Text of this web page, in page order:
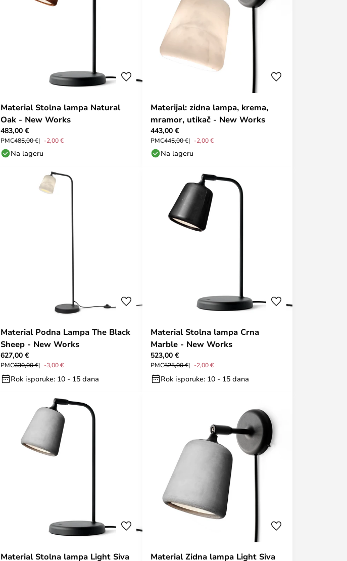
Material Stolna lampa Natural
Oak - New Works
483,00 €
PMC485,00 € -2,00 €
Na lageru
Materijal: zidna lampa, krema,
mramor, utikač - New Works
443,00 €
PMC445,00 € -2,00 €
Na lageru
Material Podna Lampa The Black
Sheep - New Works
627,00 €
PMC630,00 € -3,00 €
Rok isporuke: 10 - 15 dana
Material Stolna lampa Crna
Marble - New Works
523,00 €
PMC525,00 € -2,00 €
Rok isporuke: 10 - 15 dana
Material Stolna lampa Light Siva Material Zidna lampa Light Siva